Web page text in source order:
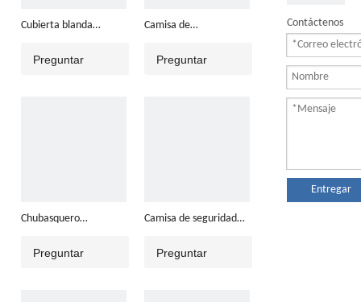
Cubierta blanda
Preguntar
Camisa de
seguridad ANSI/ISEA
Preguntar
Chubasquero
Preguntar
Camisa de seguridad
ANSI/ISEA 107
Preguntar
Contáctenos
Entregar